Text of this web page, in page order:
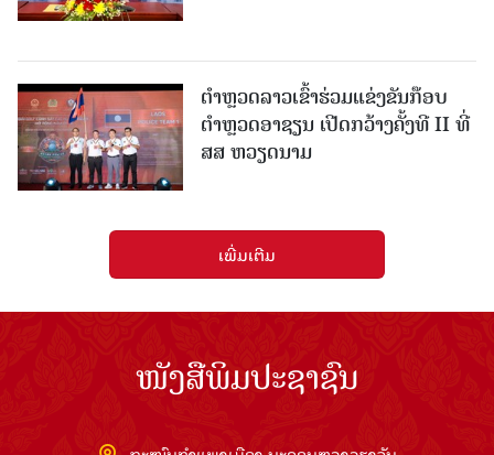
ຕຳຫຼວດລາວເຂົ້າຮ່ວມແຂ່ງຂັນກ໊ອບ
ຕຳຫຼວດອາຊຽນ ເປີດກວ້າງຄັ້ງທີ II ທີ່
ສສ ຫວຽດນາມ
ເພີ່ມເຕີມ
ໜັງສືພິມປະຊາຊົນ